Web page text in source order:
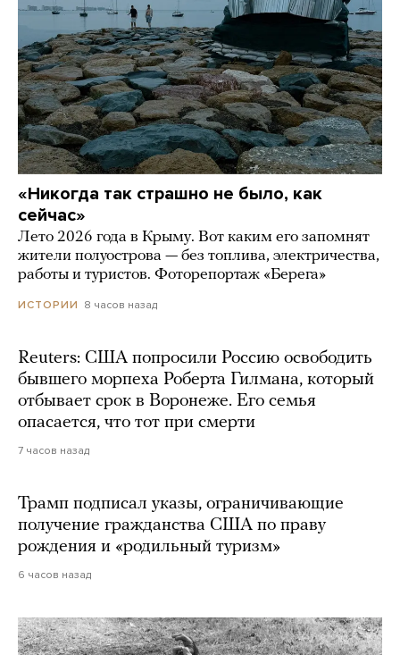
«Никогда так страшно не было, как
сейчас»
Лето 2026 года в Крыму. Вот каким его запомнят
жители полуострова — без топлива, электричества,
работы и туристов. Фоторепортаж «Берега»
ИСТОРИИ 8 часов назад
Reuters: США попросили Россию освободить
бывшего морпеха Роберта Гилмана, который
отбывает срок в Воронеже. Его семья
опасается, что тот при смерти
7 часов назад
Трамп подписал указы, ограничивающие
получение гражданства США по праву
рождения и «родильный туризм»
6 часов назад